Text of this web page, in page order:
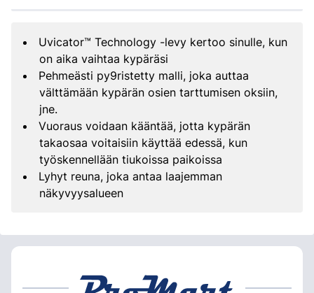
Uvicator™ Technology -levy kertoo sinulle, kun
on aika vaihtaa kypäräsi
Pehmeästi py9ristetty malli, joka auttaa
välttämään kypärän osien tarttumisen oksiin,
jne.
Vuoraus voidaan kääntää, jotta kypärän
takaosaa voitaisiin käyttää edessä, kun
työskennellään tiukoissa paikoissa
Lyhyt reuna, joka antaa laajemman
näkyvyysalueen